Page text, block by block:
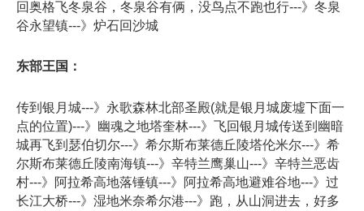
回奥格飞冬泉谷，冬泉谷有俩，没鸟点不跑也行---》冬泉
谷永望镇---》炉石回沙城
东部王国：
传到银月城---》永歌森林北部圣殿(就是银月城废墟下面一
点的位置)---》幽魂之地塔奎林---》飞回银月城传送到幽暗
城再飞到瑟伯切尔---》希尔斯布莱德丘陵塔伦米尔---》希
尔斯布莱德丘陵南海镇---》辛特兰鹰巢山---》辛特兰恶齿
村---》阿拉希高地落锤镇---》阿拉希高地避难谷地---》过
长江大桥---》湿地米奈希尔港---》跑，从山洞进去，好多